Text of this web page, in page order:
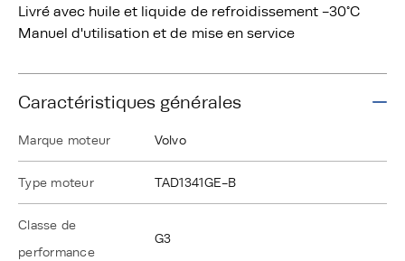
Livré avec huile et liquide de refroidissement -30°C
Manuel d'utilisation et de mise en service
Caractéristiques générales
Marque moteur Volvo
Type moteur TAD1341GE-B
Classe de
performance
G3